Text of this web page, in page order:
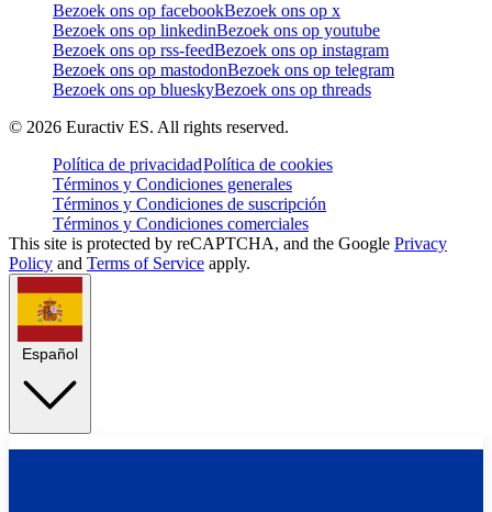
Bezoek ons op facebookBezoek ons op x
Bezoek ons op linkedinBezoek ons op youtube
Bezoek ons op rss-feedBezoek ons op instagram
Bezoek ons op mastodonBezoek ons op telegram
Bezoek ons op blueskyBezoek ons op threads
© 2026 Euractiv ES. All rights reserved.
Política de privacidadPolítica de cookies
Términos y Condiciones generales
Términos y Condiciones de suscripción
Términos y Condiciones comerciales
This site is protected by reCAPTCHA, and the Google Privacy
Policy and Terms of Service apply.
Español